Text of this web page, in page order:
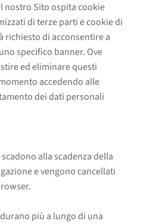
nostro Sito ospita cookie
di terze parti e cookie di
richiesto di acconsentire a
specifico banner. Ove
ed eliminare questi
accedendo alle
dei dati personali
alla scadenza della
e vengono cancellati
più a lungo di una